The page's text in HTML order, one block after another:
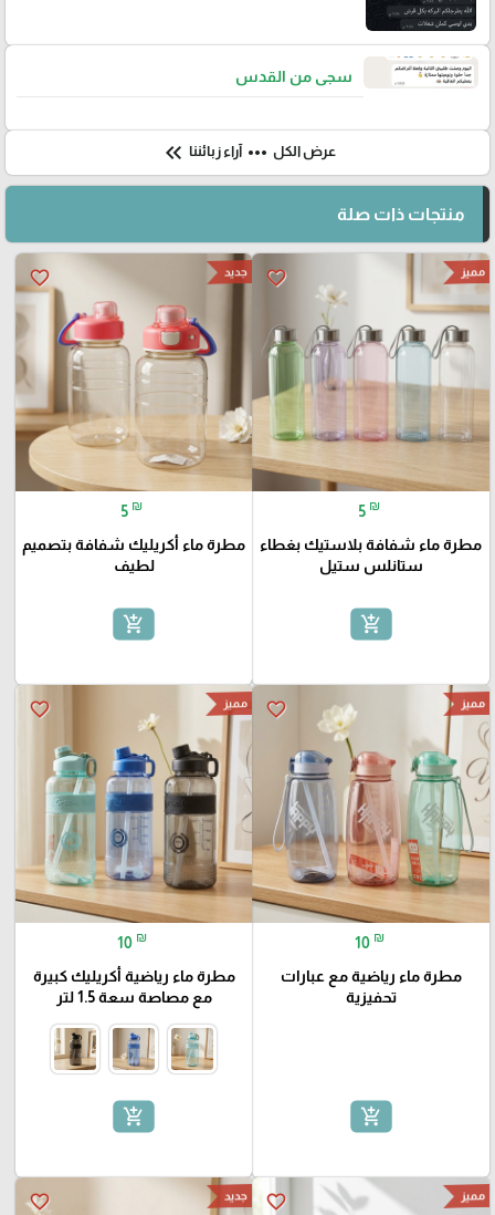
سجى من القدس
عرض الكل more_horiz آراء زبائننا keyboard_double_arrow_left
منتجات ذات صلة
favorite_border مميز
5 ₪
مطرة ماء شفافة بلاستيك بغطاء
ستانلس ستيل
add_shopping_cart
favorite_border جديد
5 ₪
مطرة ماء أكريليك شفافة بتصميم
لطيف
add_shopping_cart
favorite_border مميز
10 ₪
مطرة ماء رياضية مع عبارات
تحفيزية
add_shopping_cart
favorite_border مميز
10 ₪
مطرة ماء رياضية أكريليك كبيرة
مع مصاصة سعة 1.5 لتر
add_shopping_cart
favorite_border مميز favorite_border جديد